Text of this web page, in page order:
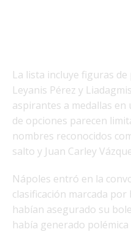
La lista incluye figuras
Leyanis Pérez y
aspirantes a medallas
de opciones parecen
nombres reconocidos
salto y Juan Carley
Nápoles entró en la
clasificación marcada
habían asegurado su
había generado